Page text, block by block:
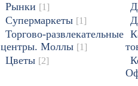
Рынки [1]
Супермаркеты [1]
Торгово-развлекательные
центры. Моллы [1]
Цветы [2]